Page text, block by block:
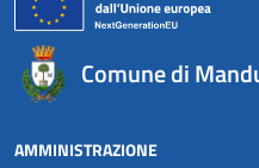
Comune di
AMMINISTRAZIONE